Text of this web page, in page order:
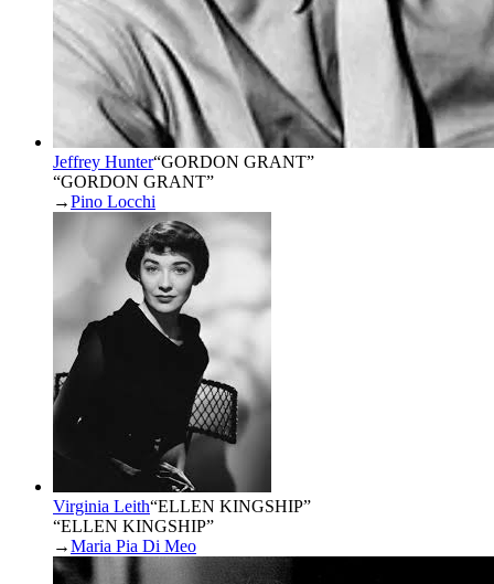
Jeffrey Hunter“GORDON GRANT”
“GORDON GRANT”
→Pino Locchi
Virginia Leith“ELLEN KINGSHIP”
“ELLEN KINGSHIP”
→Maria Pia Di Meo